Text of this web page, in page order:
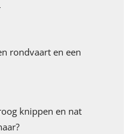
rondvaart en een
knippen en nat